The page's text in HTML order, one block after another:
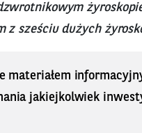
z sześciu dużych
materiałem
jakiejkolwiek